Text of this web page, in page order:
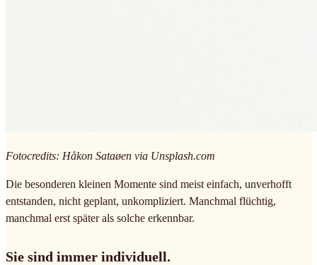
Fotocredits: Håkon Sataøen via Unsplash.com
Die besonderen kleinen Momente sind meist einfach, unverhofft
entstanden, nicht geplant, unkompliziert. Manchmal flüchtig,
manchmal erst später als solche erkennbar.
Sie sind immer individuell.